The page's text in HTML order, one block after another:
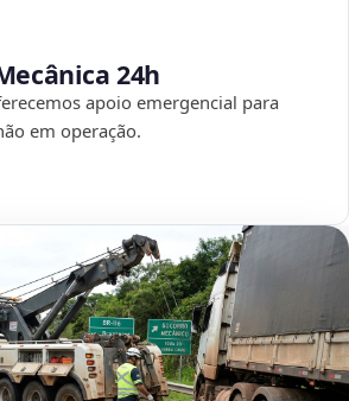
24h
apoio emergencial para
em operação.